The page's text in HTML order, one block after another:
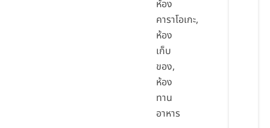
ห้อง
คาราโอเกะ,
ห้อง
เก็บ
ของ,
ห้อง
ทาน
อาหาร